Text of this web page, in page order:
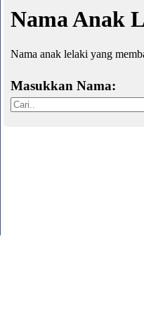
Nama Anak
Nama anak lelaki yang
Masukkan Nama: